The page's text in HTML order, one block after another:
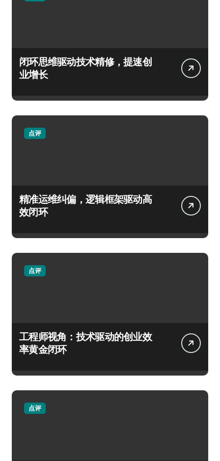
闭环思维驱动技术精修，提速创
业增长
点评
精准运维纠偏，逻辑框架驱动高
效闭环
点评
工程师视角：技术驱动的创业效
率黄金闭环
点评